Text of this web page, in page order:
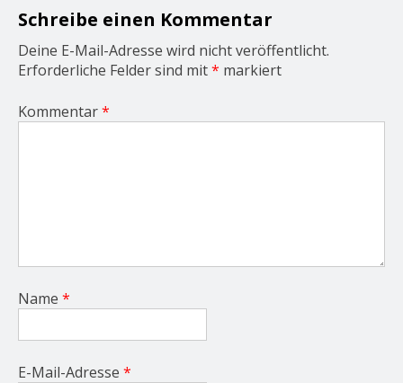
o
n
Schreibe einen Kommentar
Deine E-Mail-Adresse wird nicht veröffentlicht.
Erforderliche Felder sind mit* markiert
Kommentar*
Name *
E-Mail-Adresse *